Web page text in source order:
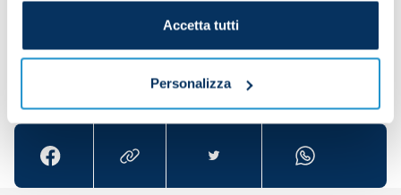
Accetta tutti
Personalizza
Share the article with your friends and support the